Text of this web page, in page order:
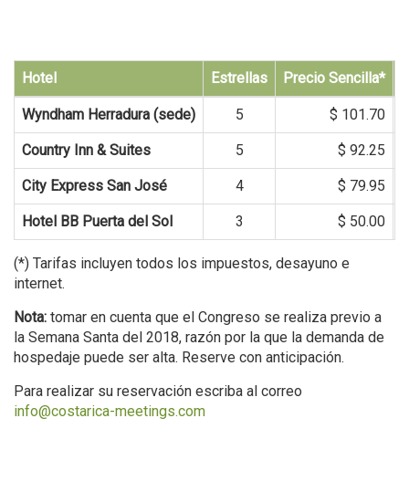
Hotel Estrellas Precio Sencilla*
Wyndham Herradura (sede) 5 $ 101.70
Country Inn & Suites 5 $ 92.25
City Express San José 4 $ 79.95
Hotel BB Puerta del Sol 3 $ 50.00
(*) Tarifas incluyen todos los impuestos, desayuno e
internet.
Nota: tomar en cuenta que el Congreso se realiza previo a
la Semana Santa del 2018, razón por la que la demanda de
hospedaje puede ser alta. Reserve con anticipación.
Para realizar su reservación escriba al correo
info@costarica-meetings.com